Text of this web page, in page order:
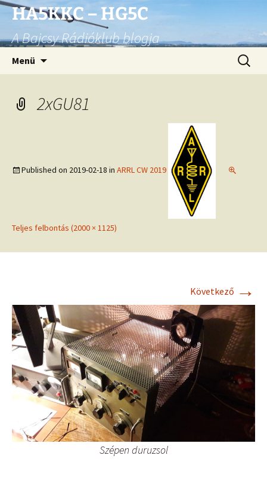
Ugrás
tartalomhoz
HA5KKC – HG5C
A Bajcsy Rádióklub blogja
Menü
2xGU81
Published on 2019-02-18 in ARRL CW 2019
Teljes felbontás (2000 × 1125)
Következő →
Szépen duruzsol